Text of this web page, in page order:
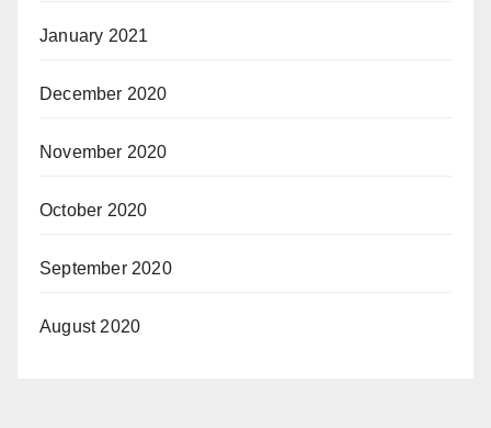
January 2021
December 2020
November 2020
October 2020
September 2020
August 2020